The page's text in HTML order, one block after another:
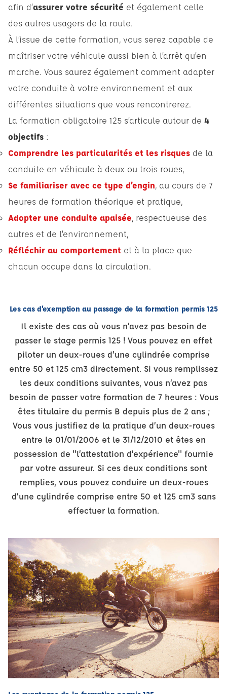
afin d’assurer votre sécurité et également celle
des autres usagers de la route.
À l’issue de cette formation, vous serez capable de
maîtriser votre véhicule aussi bien à l’arrêt qu’en
marche. Vous saurez également comment adapter
votre conduite à votre environnement et aux
différentes situations que vous rencontrerez.
La formation obligatoire 125 s’articule autour de 4
objectifs :
Comprendre les particularités et les risques de la
conduite en véhicule à deux ou trois roues,
Se familiariser avec ce type d’engin, au cours de 7
heures de formation théorique et pratique,
Adopter une conduite apaisée, respectueuse des
autres et de l’environnement,
Réfléchir au comportement et à la place que
chacun occupe dans la circulation.
Les cas d’exemption au passage de la formation permis 125
Il existe des cas où vous n’avez pas besoin de
passer le stage permis 125 ! Vous pouvez en effet
piloter un deux-roues d’une cylindrée comprise
entre 50 et 125 cm3 directement. Si vous remplissez
les deux conditions suivantes, vous n’avez pas
besoin de passer votre formation de 7 heures : Vous
êtes titulaire du permis B depuis plus de 2 ans ;
Vous vous justifiez de la pratique d’un deux-roues
entre le 01/01/2006 et le 31/12/2010 et êtes en
possession de "l’attestation d’expérience" fournie
par votre assureur. Si ces deux conditions sont
remplies, vous pouvez conduire un deux-roues
d’une cylindrée comprise entre 50 et 125 cm3 sans
effectuer la formation.